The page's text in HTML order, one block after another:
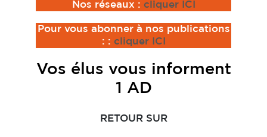
Nos réseaux : cliquer ICI
Pour vous abonner à nos publications
: : cliquer ICI
Vos élus vous informent
1 AD
RETOUR SUR